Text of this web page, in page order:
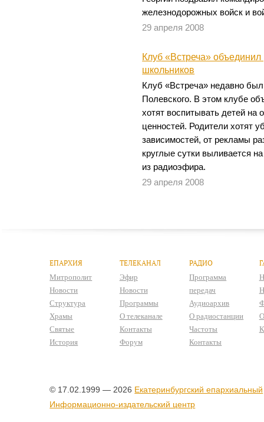
железнодорожных войск и
29 апреля 2008
Клуб «Встреча»
школьников
Клуб «Встреча» недавно
Полевского. В этом клубе
хотят воспитывать детей на
ценностей. Родители хотят
зависимостей, от рекламы
круглые сутки выливается
из радиоэфира.
29 апреля 2008
ЕПАРХИЯ
Митрополит
Новости
Структура
Храмы
Святые
История
ТЕЛЕКАНАЛ
Эфир
Новости
Программы
О телеканале
Контакты
Форум
РАДИО
Программа
передач
Аудиоархив
О радиостанции
Частоты
Контакты
© 17.02.1999 — 2026 Екатеринбургский епархиальный
Информационно-издательский центр